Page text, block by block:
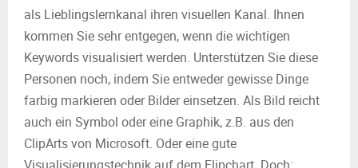
als Lieblingslernkanal ihren visuellen Kanal. Ihnen
kommen Sie sehr entgegen, wenn die wichtigen
Keywords visualisiert werden. Unterstützen Sie diese
Personen noch, indem Sie entweder gewisse Dinge
farbig markieren oder Bilder einsetzen. Als Bild reicht
auch ein Symbol oder eine Graphik, z.B. aus den
ClipArts von Microsoft. Oder eine gute